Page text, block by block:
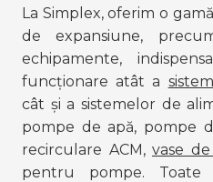
La Simplex, oferim o
de expansiune,
echipamente,
funcționare atât a
cât și a sistemelor de
pompe de apă, pompe
recirculare ACM, vase
pentru pompe. Toate